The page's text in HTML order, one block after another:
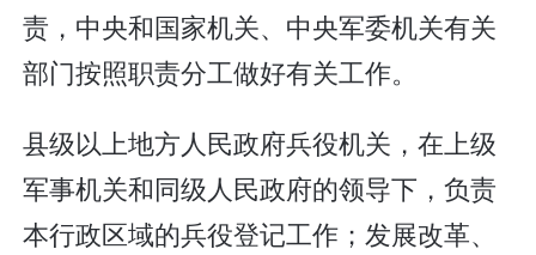
责，中央和国家机关、中央军委机关有关
部门按照职责分工做好有关工作。
县级以上地方人民政府兵役机关，在上级
军事机关和同级人民政府的领导下，负责
本行政区域的兵役登记工作；发展改革、